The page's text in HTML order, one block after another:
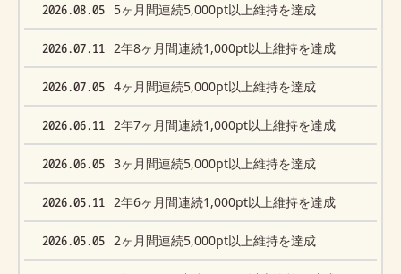
2026.08.05 5ヶ月間連続5,000pt以上維持を達成
2026.07.11 2年8ヶ月間連続1,000pt以上維持を達成
2026.07.05 4ヶ月間連続5,000pt以上維持を達成
2026.06.11 2年7ヶ月間連続1,000pt以上維持を達成
2026.06.05 3ヶ月間連続5,000pt以上維持を達成
2026.05.11 2年6ヶ月間連続1,000pt以上維持を達成
2026.05.05 2ヶ月間連続5,000pt以上維持を達成